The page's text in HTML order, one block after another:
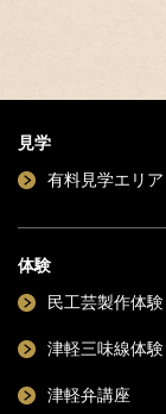
見学
有料見学エリア
体験
民工芸製作体験
津軽三味線体験
津軽弁講座